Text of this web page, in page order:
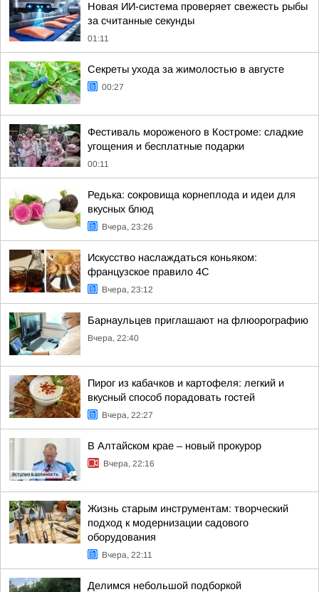
Новая ИИ-система проверяет свежесть рыбы
за считанные секунды
01:11
Секреты ухода за жимолостью в августе
00:27
Фестиваль мороженого в Костроме: сладкие
угощения и бесплатные подарки
00:11
Редька: сокровища корнеплода и идеи для
вкусных блюд
Вчера, 23:26
Искусство наслаждаться коньяком:
французское правило 4С
Вчера, 23:12
Барнаульцев приглашают на флюорографию
Вчера, 22:40
Пирог из кабачков и картофеля: легкий и
вкусный способ порадовать гостей
Вчера, 22:27
В Алтайском крае – новый прокурор
Вчера, 22:16
Жизнь старым инструментам: творческий
подход к модернизации садового
оборудования
Вчера, 22:11
Делимся небольшой подборкой